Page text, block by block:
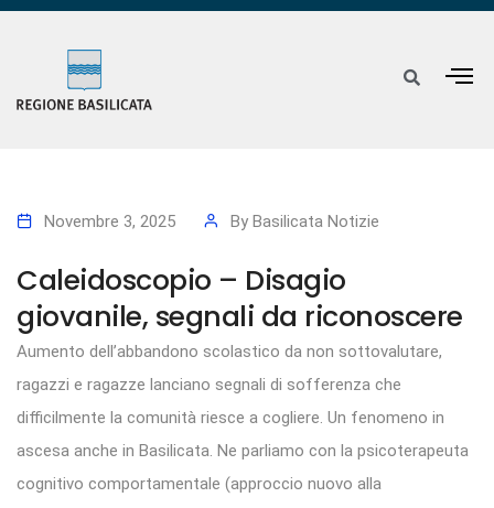
Novembre 3, 2025 By Basilicata Notizie
Caleidoscopio – Disagio
giovanile, segnali da riconoscere
Aumento dell’abbandono scolastico da non sottovalutare,
ragazzi e ragazze lanciano segnali di sofferenza che
difficilmente la comunità riesce a cogliere. Un fenomeno in
ascesa anche in Basilicata. Ne parliamo con la psicoterapeuta
cognitivo comportamentale (approccio nuovo alla